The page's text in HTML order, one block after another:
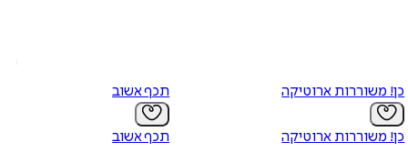
כן! משוררות ארוטיקה
כן! משוררות ארוטיקה
תכף אשוב
תכף אשוב